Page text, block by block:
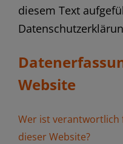
diesem Text
Website
Wer ist verantwortlich
dieser Website?